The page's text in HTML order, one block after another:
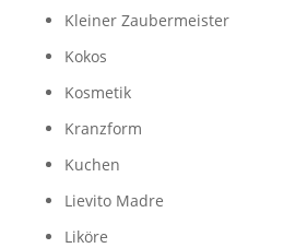
Kleiner Zaubermeister
Kokos
Kosmetik
Kranzform
Kuchen
Lievito Madre
Liköre